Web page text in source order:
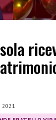
2021